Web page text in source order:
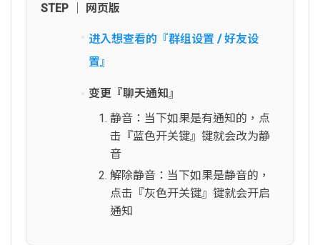
STEP │ 网页版
进入想查看的『群组设置 / 好友设
置』
变更『聊天通知』
静音：当下如果是有通知的，点
击『蓝色开关键』键就会改为静
音
解除静音：当下如果是静音的，
点击『灰色开关键』键就会开启
通知